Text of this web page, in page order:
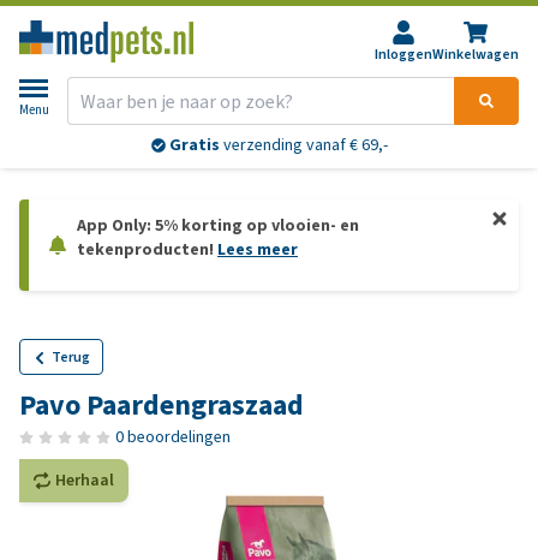
InloggenWinkelwagen
Menu
Gratis verzending vanaf € 69,-
App Only: 5% korting op vlooien- en
tekenproducten! Lees meer
Terug
Pavo Paardengraszaad
0 beoordelingen
Herhaal